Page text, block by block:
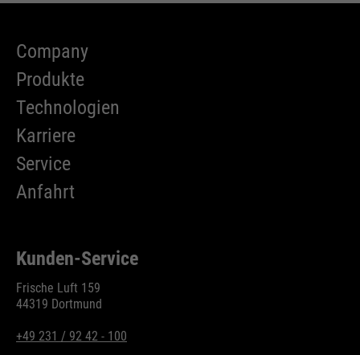
Company
Produkte
Technologien
Karriere
Service
Anfahrt
Kunden-Service
Frische Luft 159
44319 Dortmund
+49 231 / 92 42 - 100